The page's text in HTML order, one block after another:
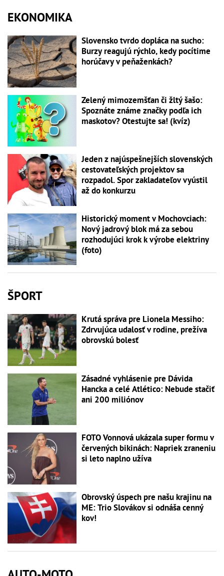
EKONOMIKA
Slovensko tvrdo dopláca na sucho:
Burzy reagujú rýchlo, kedy pocítime
horúčavy v peňaženkách?
Zelený mimozemšťan či žltý šašo:
Spoznáte známe značky podľa ich
maskotov? Otestujte sa! (kvíz)
Jeden z najúspešnejších slovenských
cestovateľských projektov sa
rozpadol. Spor zakladateľov vyústil
až do konkurzu
Historický moment v Mochovciach:
Nový jadrový blok má za sebou
rozhodujúci krok k výrobe elektriny
(foto)
ŠPORT
Krutá správa pre Lionela Messiho:
Zdrvujúca udalosť v rodine, prežíva
obrovskú bolesť
Zásadné vyhlásenie pre Dávida
Hancka a celé Atlético: Nebude stačiť
ani 200 miliónov
FOTO Vonnová ukázala super formu v
červených bikinách: Napriek zraneniu
si leto naplno užíva
Obrovský úspech pre našu krajinu na
ME: Trio Slovákov si odnáša cenný
kov!